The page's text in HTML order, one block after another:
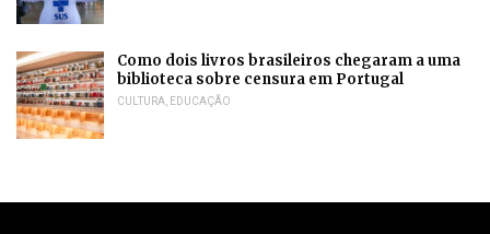
Como dois livros brasileiros chegaram a uma
biblioteca sobre censura em Portugal
CULTURA EDUCAÇÃO